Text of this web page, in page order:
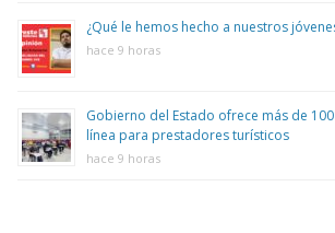
¿Qué le hemos hecho a nuestros
hace 9 horas
Gobierno del Estado ofrece más de
línea para prestadores turísticos
hace 9 horas